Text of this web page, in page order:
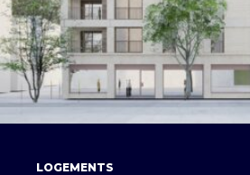
LOGEMENTS